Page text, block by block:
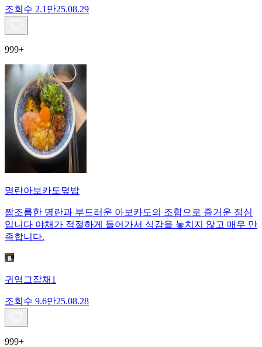
조회수 2.1만25.08.29
999+
명란아보카도덮밥
짭조름한 명란과 부드러운 아보카도의 조합으로 즐거운 점심
입니다 야채가 적절하게 들어가서 식감을 놓치지 않고 매우 만
족합니다.
귀염그잡채1
조회수 9.6만25.08.28
999+